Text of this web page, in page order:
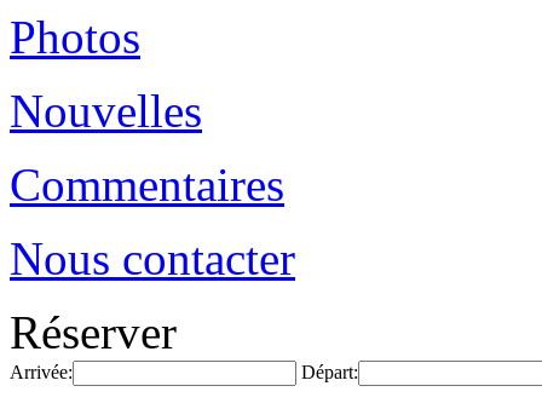
Photos
Nouvelles
Commentaires
Nous contacter
Réserver
Arrivée: Départ: